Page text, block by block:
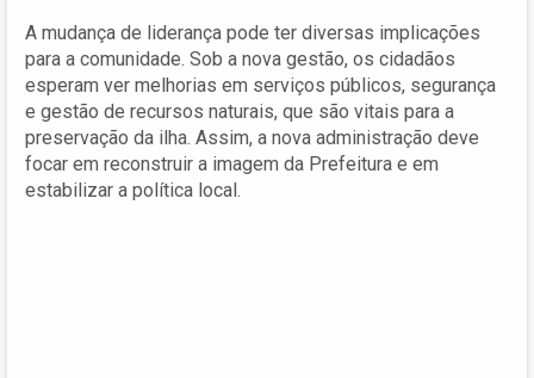
A mudança de liderança pode ter diversas implicações
para a comunidade. Sob a nova gestão, os cidadãos
esperam ver melhorias em serviços públicos, segurança
e gestão de recursos naturais, que são vitais para a
preservação da ilha. Assim, a nova administração deve
focar em reconstruir a imagem da Prefeitura e em
estabilizar a política local.